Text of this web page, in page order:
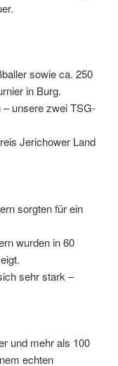
sowie ca. 250
in Burg.
– unsere zwei TSG-
Jerichower Land
sorgten für ein
wurden in 60
sehr stark –
und mehr als 100
echten